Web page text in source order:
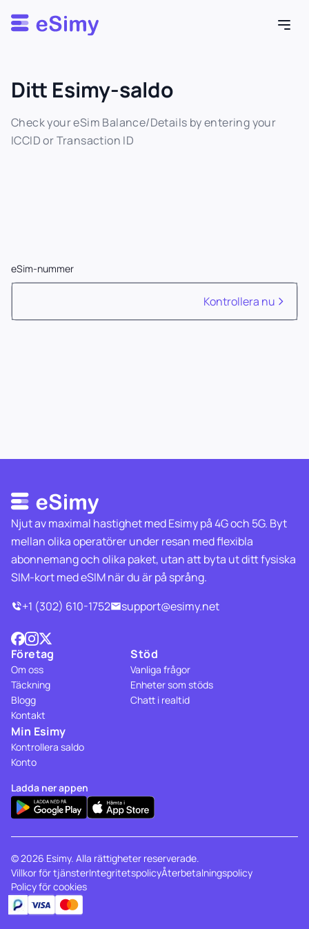
Esimy
Ditt Esimy-saldo
Check your eSim Balance/Details by entering your
ICCID or Transaction ID
eSim-nummer
Kontrollera nu
Njut av maximal hastighet med Esimy på 4G och 5G. Byt
mellan olika operatörer under resan med flexibla
abonnemang och olika paket, utan att byta ut ditt fysiska
SIM-kort med eSIM när du är på språng.
+1 (302) 610-1752
support@esimy.net
Företag
Om oss
Täckning
Blogg
Kontakt
Stöd
Vanliga frågor
Enheter som stöds
Chatt i realtid
Min Esimy
Kontrollera saldo
Konto
Ladda ner appen
© 2026 Esimy. Alla rättigheter reserverade.
Villkor för tjänsterIntegritetspolicyÅterbetalningspolicy
Policy för cookies